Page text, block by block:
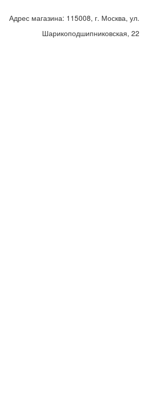
Адрес магазина: 115008, г. Москва, ул.
Шарикоподшипниковская, 22